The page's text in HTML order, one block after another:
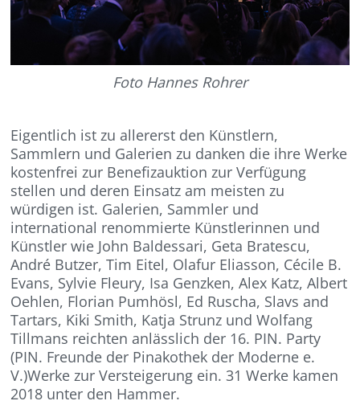
Foto Hannes Rohrer
Eigentlich ist zu allererst den Künstlern,
Sammlern und Galerien zu danken die ihre Werke
kostenfrei zur Benefizauktion zur Verfügung
stellen und deren Einsatz am meisten zu
würdigen ist. Galerien, Sammler und
international renommierte Künstlerinnen und
Künstler wie John Baldessari, Geta Bratescu,
André Butzer, Tim Eitel, Olafur Eliasson, Cécile B.
Evans, Sylvie Fleury, Isa Genzken, Alex Katz, Albert
Oehlen, Florian Pumhösl, Ed Ruscha, Slavs and
Tartars, Kiki Smith, Katja Strunz und Wolfang
Tillmans reichten anlässlich der 16. PIN. Party
(PIN. Freunde der Pinakothek der Moderne e.
V.)Werke zur Versteigerung ein. 31 Werke kamen
2018 unter den Hammer.